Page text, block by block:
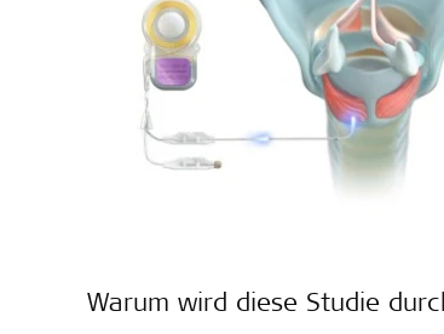
Warum wird diese Studie